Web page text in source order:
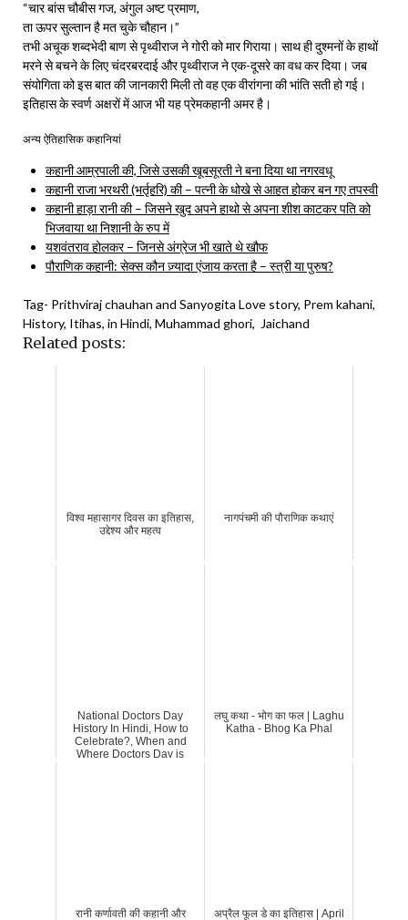
“चार बांस चौबीस गज, अंगुल अष्ट प्रमाण,
ता ऊपर सुल्तान है मत चुके चौहान।”
तभी अचूक शब्दभेदी बाण से पृथ्वीराज ने गोरी को मार गिराया। साथ ही दुश्मनों के हाथों
मरने से बचने के लिए चंदरबरदाई और पृथ्वीराज ने एक-दूसरे का वध कर दिया। जब
संयोगिता को इस बात की जानकारी मिली तो वह एक वीरांगना की भांति सती हो गई।
इतिहास के स्वर्ण अक्षरों में आज भी यह प्रेमकहानी अमर है।
अन्य ऐतिहासिक कहानियां
कहानी आम्रपाली की, जिसे उसकी खूबसूरती ने बना दिया था नगरवधू
कहानी राजा भरथरी (भर्तृहरि) की – पत्नी के धोखे से आहत होकर बन गए तपस्वी
कहानी हाड़ा रानी की – जिसने खुद अपने हाथो से अपना शीश काटकर पति को
भिजवाया था निशानी के रुप में
यशवंतराव होलकर – जिनसे अंग्रेज भी खाते थे खौफ
पौराणिक कहानी: सेक्स कौन ज़्यादा एंजाय करता है – स्त्री या पुरुष?
Tag- Prithviraj chauhan and Sanyogita Love story, Prem kahani,
History, Itihas, in Hindi, Muhammad ghori, Jaichand
Related posts:
विश्व महासागर दिवस का इतिहास,
उद्देश्य और महत्व
नागपंचमी की पौराणिक कथाएं
National Doctors Day
History In Hindi, How to
Celebrate?, When and
Where Doctors Day is
लघु कथा - भोग का फल | Laghu
Katha - Bhog Ka Phal
रानी कर्णावती की कहानी और
अप्रैल फूल डे का इतिहास | April